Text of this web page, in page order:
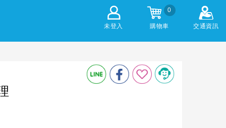
未登入
0
購物車 交通資訊